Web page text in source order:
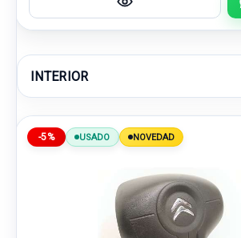
INTERIOR
-5% USADO NOVEDAD